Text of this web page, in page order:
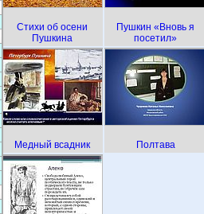
Стихи об осени
Пушкина
Пушкин «Вновь я
посетил»
Медный всадник Полтава